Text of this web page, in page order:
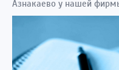
Азнакаево у нашей